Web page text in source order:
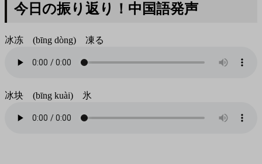
今日の振り返り！中国語発声
冰冻 (bīng dòng) 凍る
冰块 (bīng kuài) 氷